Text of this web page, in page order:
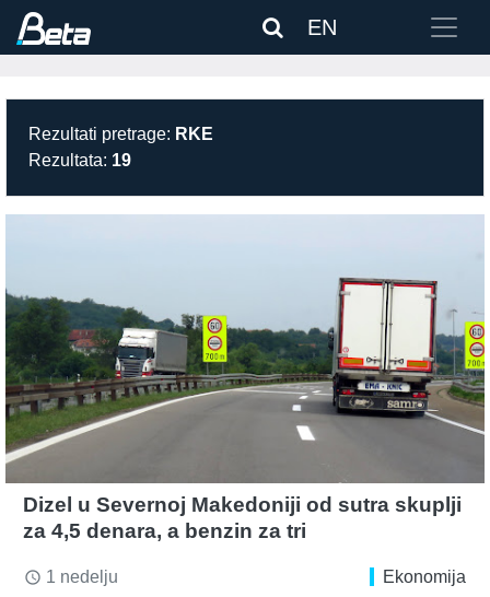
EN
Rezultati pretrage: RKE
Rezultata: 19
Dizel u Severnoj Makedoniji od sutra skuplji
za 4,5 denara, a benzin za tri
access_time 1 nedelju Ekonomija